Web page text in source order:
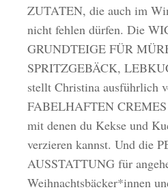
ZUTATEN, die auch im
nicht fehlen dürfen. Die
GRUNDTEIGE FÜR
SPRITZGEBÄCK,
stellt Christina ausführlich
FABELHAFTEN
mit denen du Kekse und
verzieren kannst. Und die
AUSSTATTUNG für
Weihnachtsbäcker*innen